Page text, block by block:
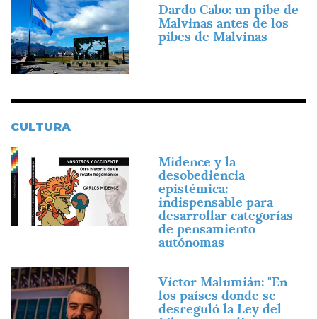
Dardo Cabo: un pibe de
Malvinas antes de los
pibes de Malvinas
CULTURA
Imagen
Midence y la
desobediencia
epistémica:
indispensable para
desarrollar categorías
de pensamiento
autónomas
Imagen
Víctor Malumián: "En
los países donde se
desreguló la Ley del